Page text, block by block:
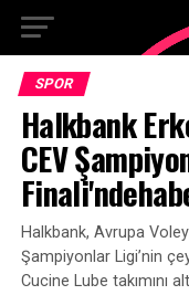
SPOR
Halkbank
CEV
Halkbank, Avrupa
Şampiyonlar Ligi’nin
Cucine Lube takımını